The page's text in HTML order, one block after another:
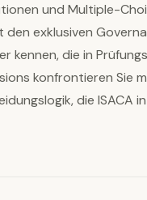
und Multiple-
exklusiven
kennen, die in
konfrontieren Sie
die ISACA